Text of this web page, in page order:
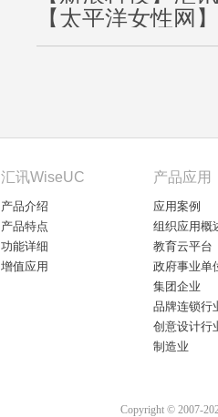
【太平洋女性网
汇讯WiseUC
产品介绍
产品特点
功能详细
增值应用
产品应用
应用案例
组织应用概
教育云平台
政府事业单
集团企业
品牌连锁行
创意设计行
制造业
Copyright © 2007-